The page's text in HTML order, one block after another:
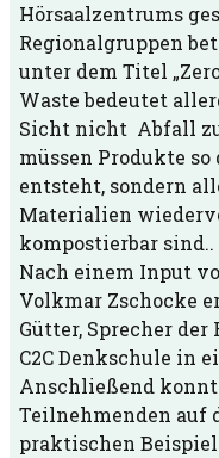
Hörsaalzentrums
Regionalgruppen
unter dem Titel
Waste bedeutet
Sicht nicht Abfall
müssen Produkte
entsteht, sondern
Materialien
kompostierbar sind..
Nach einem Input
Volkmar Zschocke
Gütter, Sprecher
C2C Denkschule in
Anschließend
Teilnehmenden auf
praktischen